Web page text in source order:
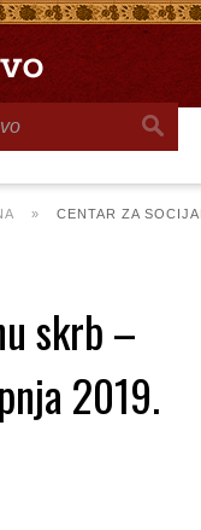
» CENTAR ZA
skrb –
2019.